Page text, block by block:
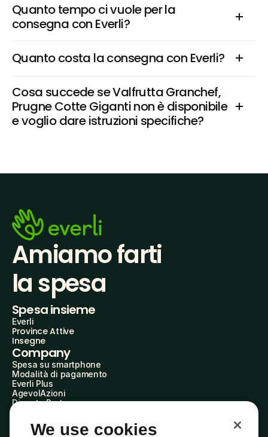
Quanto tempo ci vuole per la
consegna con Everli?
Quanto costa la consegna con Everli?
Cosa succede se Valfrutta Granchef,
Prugne Cotte Giganti non è disponibile
e voglio dare istruzioni specifiche?
Amiamo farti
la spesa
Spesa insieme
Everli
Province Attive
Insegne
Company
Spesa su smartphone
Modalità di pagamento
Everli Plus
AgevolAzioni
Diventa Partner
Everli Shoppers
About Us
We use cookies